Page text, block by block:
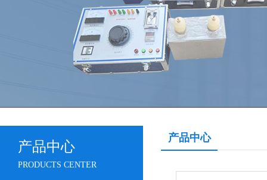
产品中心
PRODUCTS CENTER
产品中心